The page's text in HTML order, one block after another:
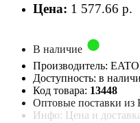
Цена: 1 577.66 р.
В наличие
Производитель:
Доступность: в
Код товара: 13448
Оптовые поставки из
Инфо: Цена и